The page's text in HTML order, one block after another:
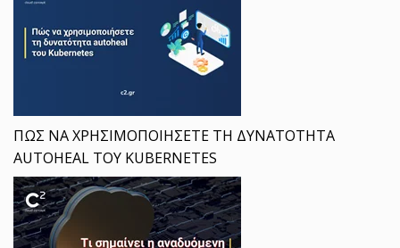
ΠΩΣ ΝΑ ΧΡΗΣΙΜΟΠΟΙΗΣΕΤΕ ΤΗ ΔΥΝΑΤΟΤΗΤΑ
AUTOHEAL ΤΟΥ KUBERNETES